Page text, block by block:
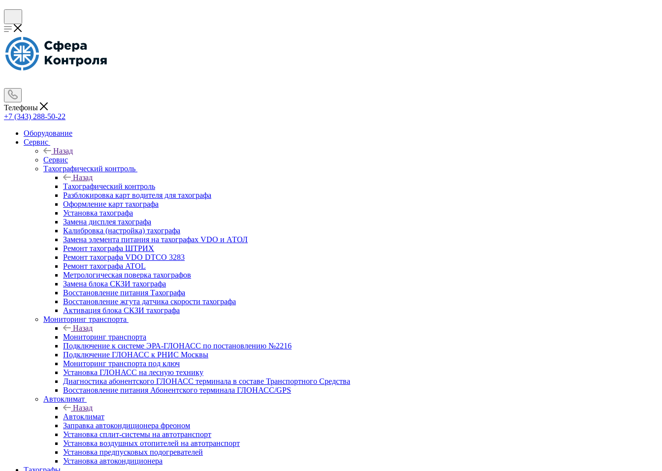
Телефоны
+7 (343) 288-50-22
Оборудование
Сервис
Назад
Сервис
Тахографический контроль
Назад
Тахографический контроль
Разблокировка карт водителя для тахографа
Оформление карт тахографа
Установка тахографа
Замена дисплея тахографа
Калибровка (настройка) тахографа
Замена элемента питания на тахографах VDO и АТОЛ
Ремонт тахографа ШТРИХ
Ремонт тахографа VDO DTCO 3283
Ремонт тахографа ATOL
Метрологическая поверка тахографов
Замена блока СКЗИ тахографа
Восстановление питания Тахографа
Восстановление жгута датчика скорости тахографа
Активация блока СКЗИ тахографа
Мониторинг транспорта
Назад
Мониторинг транспорта
Подключение к системе ЭРА-ГЛОНАСС по постановлению №2216
Подключение ГЛОНАСС к РНИС Москвы
Мониторинг транспорта под ключ
Установка ГЛОНАСС на лесную технику
Диагностика абонентского ГЛОНАСС терминала в составе Транспортного Средства
Восстановление питания Абонентского терминала ГЛОНАСС/GPS
Автоклимат
Назад
Автоклимат
Заправка автокондиционера фреоном
Установка сплит-системы на автотранспорт
Установка воздушных отопителей на автотранспорт
Установка предпусковых подогревателей
Установка автокондиционера